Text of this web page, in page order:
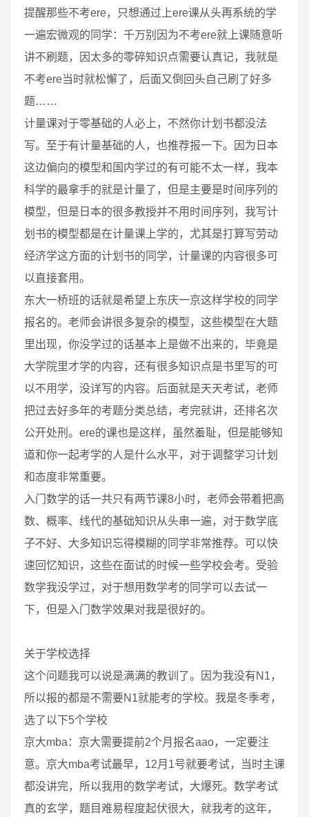
提醒那些不考ere，只想通过上ere课从头再系统的学
一遍宏微观的同学：千万别因为不考ere就上课随意听
讲不刷题，因太多的零碎知识点需要认真记，我就是
不考ere当时就松懈了，后面又倒回头自己刷了好多
题……
计量课对于零基础的人必上，不然你计划书都没法
写。至于有计量基础的人，也推荐报一下。因为日本
这边偏向的模型和国内学过的有可能不太一样，我本
科学的最拿手的就是计量了，但是主要是时间序列的
模型，但是日本的很多教授并不用时间序列，我写计
划书的模型都是在计量课上学的，尤其是打算写劳动
经济学这方面的计划书的同学，计量课的内容很多可
以直接套用。
东大一桥班的话就是希望上东庆一京这样学校的同学
报名的。老师会讲很多复杂的模型，这些模型在大题
里出现，你没学过的话基本上是做不出来的，毕竟是
大学院里才学的内容，还有很多知识点是书里写的可
以不用学，没详写的内容。后面就是天天考试，老师
把过去好多年的考题分类总结，考完就讲，还排名次
公开处刑。ere的课也是这样，虽然羞耻，但是能够知
道和你一起考学的人是什么水平，对于调整学习计划
和态度非常重要。
入门数学的话一共只有两节课8小时，老师会带着把高
数、概率、线代的基础知识从头串一遍，对于数学底
子不好、大多知识忘得模糊的同学非常推荐。可以快
速回忆知识，这些在面试的时候一些学校会考。受验
数学我没学过，对于想用数学考的同学可以去试一
下，但是入门数学效果对我是很好的。
关于学校选择
这个问题我可以说是满满的教训了。因为我没有N1，
所以报的都是不需要N1就能考的学校。我是冬季考，
选了以下5个学校
京大mba：京大需要提前2个月报名aao，一定要注
意。京大mba考试最早，12月1号就要考试，当时主课
都没讲完，所以我用的数学考试，大爆死。数学考试
真的玄学，题目难易程度起伏很大，就我考的这年，